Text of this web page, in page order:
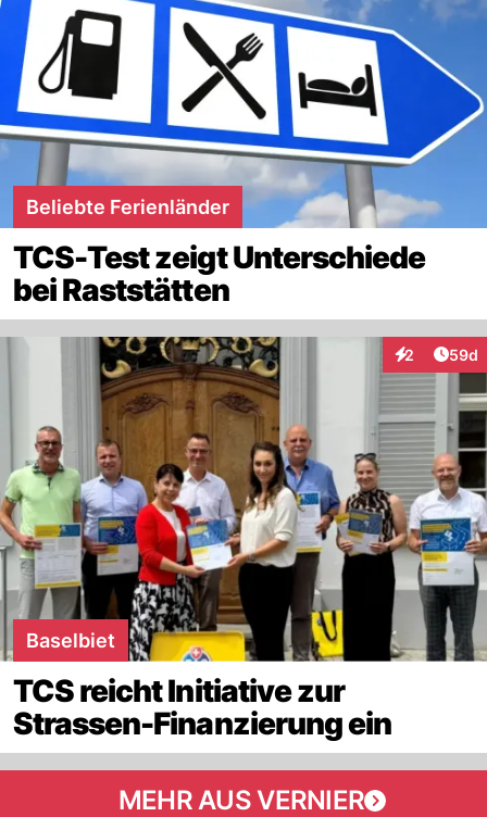
Beliebte Ferienländer
TCS-Test zeigt Unterschiede
bei Raststätten
2
Interaktionen
59d
Baselbiet
TCS reicht Initiative zur
Strassen-Finanzierung ein
MEHR AUS VERNIER